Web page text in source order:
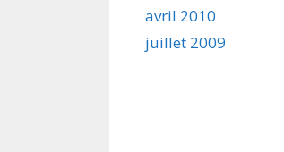
avril 2010
juillet 2009